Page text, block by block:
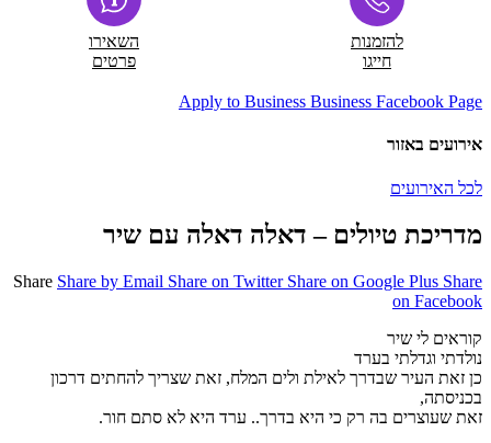
להזמנות
חייגו
השאירו
פרטים
Apply to Business Business Facebook Page
אירועים באזור
לכל האירועים
מדריכת טיולים – דאלה דאלה עם שיר
Share Share by Email Share on Twitter Share on Google Plus Share
on Facebook
קוראים לי שיר
נולדתי וגדלתי בערד
כן זאת העיר שבדרך לאילת ולים המלח, זאת שצריך להחתים דרכון
בכניסתה,
זאת שעוצרים בה רק כי היא בדרך.. ערד היא לא סתם חור.